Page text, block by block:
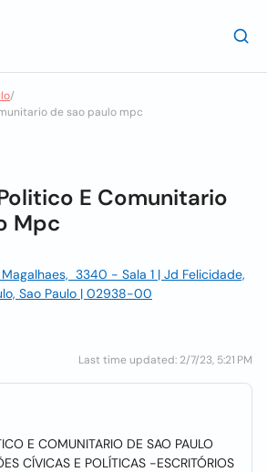
/
de sao paulo mpc
E Comunitario
Mpc
3340 - Sala 1 | Jd Felicidade,
Sao Paulo | 02938-00
Last time updated: 2/7/23, 5:21 PM
E COMUNITARIO DE SAO PAULO
CÍVICAS E POLÍTICAS -ESCRITÓRIOS